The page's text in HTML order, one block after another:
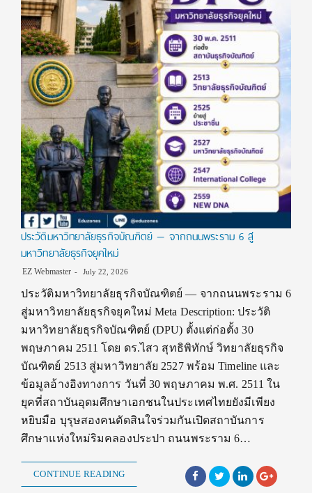
ประวัติมหาวิทยาลัยธุรกิจบัณฑิตย์ — จากถนนพระราม 6 สู่
มหาวิทยาลัยธุรกิจยุคใหม่
EZ Webmaster July 22, 2026
ประวัติมหาวิทยาลัยธุรกิจบัณฑิตย์ — จากถนนพระราม 6
สู่มหาวิทยาลัยธุรกิจยุคใหม่ Meta Description: ประวัติ
มหาวิทยาลัยธุรกิจบัณฑิตย์ (DPU) ตั้งแต่ก่อตั้ง 30
พฤษภาคม 2511 โดย ดร.ไสว สุทธิพิทักษ์ วิทยาลัยธุรกิจ
บัณฑิตย์ 2513 สู่มหาวิทยาลัย 2527 พร้อม Timeline และ
ข้อมูลอ้างอิงทางการ วันที่ 30 พฤษภาคม พ.ศ. 2511 ใน
ยุคที่สถาบันอุดมศึกษาเอกชนในประเทศไทยยังมีเพียง
หยิบมือ บุรุษสองคนตัดสินใจร่วมกันเปิดสถาบันการ
ศึกษาแห่งใหม่ริมคลองประปา ถนนพระราม 6…
CONTINUE READING